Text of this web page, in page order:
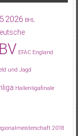
2026 BHL
EFAC England
und Jagd
Hallenligafinale
2018